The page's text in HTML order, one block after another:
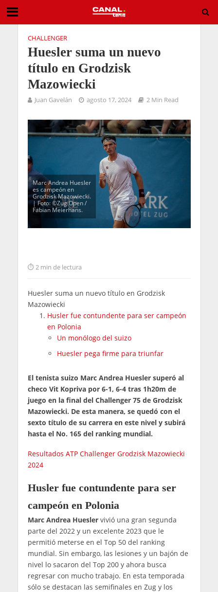
CHALLENGER
Huesler suma un nuevo
título en Grodzisk
Mazowiecki
Juan Gavelán agosto 17, 2024 2 Min Read
Marc Andrea Huesler
es campeón en
Grodzisk Mazowiecki.
| Foto: ©Zug Open /
Fabian Meierhans.
2 min de lectura
Huesler suma un nuevo título en Grodzisk
Mazowiecki
Husler fue contundente para ser campeón
en Polonia
Un monólogo del suizo
Huesler pega firme para triunfar
El tenista suizo Marc Andrea Huesler superó al
checo Vit Kopriva por 6-1, 6-4 tras 1h20m de
juego en la final del Challenger 75 de Grodzisk
Mazowiecki. De esta manera, se quedó con el
sexto título de su carrera en este nivel y subirá
hasta el No. 165 del ranking mundial.
Resultados ATP Challenger Grodzisk Mazowiecki
2024
Husler fue contundente para ser
campeón en Polonia
Marc Andrea Hueslervivió una gran segunda
parte del 2022 y un excelente 2023 que le
permitió meterse en el Top 50 del ranking
mundial. Sin embargo, las lesiones y un bajón de
nivel lo sacaron del Top 200 y ahora busca
regresar con mucho trabajo. En esta temporada
sólo se destacan las semifinales en Zug y los